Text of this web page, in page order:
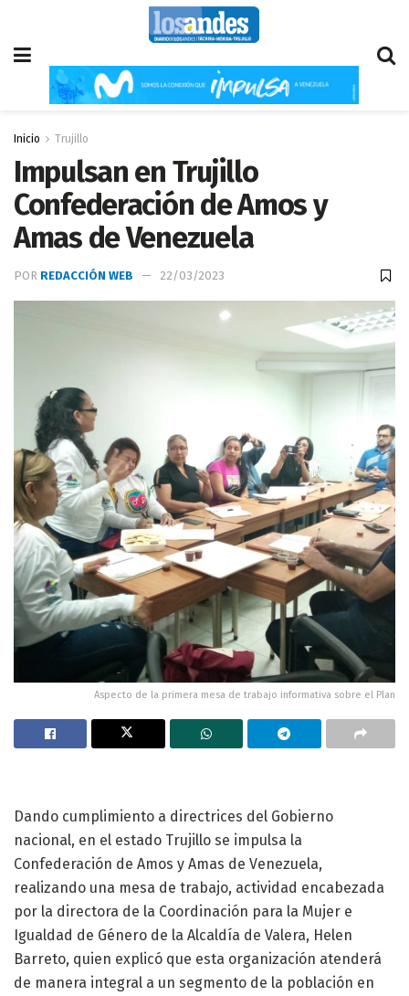
Inicio Trujillo
Impulsan en Trujillo
Confederación de Amos y
Amas de Venezuela
POR REDACCIÓN WEB 22/03/2023
Aspecto de la primera mesa de trabajo informativa sobre el Plan
Dando cumplimiento a directrices del Gobierno
nacional, en el estado Trujillo se impulsa la
Confederación de Amos y Amas de Venezuela,
realizando una mesa de trabajo, actividad encabezada
por la directora de la Coordinación para la Mujer e
Igualdad de Género de la Alcaldía de Valera, Helen
Barreto, quien explicó que esta organización atenderá
de manera integral a un segmento de la población en